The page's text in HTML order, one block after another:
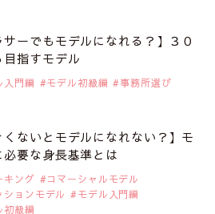
サーでもモデルになれる？】３０
目指すモデル
入門編 モデル初級編
事務所選び
くないとモデルになれない？】モ
必要な身長基準とは
キング
コマーシャルモデル
ションモデル
モデル入門編
初級編